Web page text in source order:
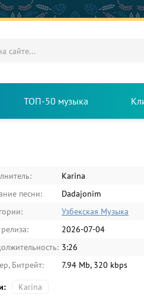
ТОП-50 музыка
Karina
песни:
Dadajonim
Узбекская Музыка
2026-07-04
3:26
Битрейт:
7.94 Mb, 320 kbps
Karina